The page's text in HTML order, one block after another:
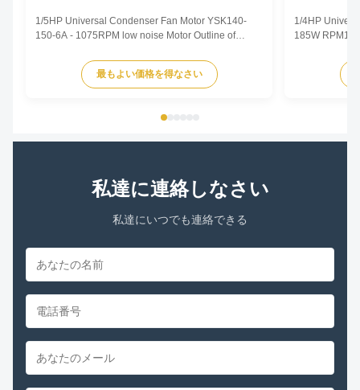
1/5HP Universal Condenser Fan Motor YSK140-
150-6A - 1075RPM low noise Motor Outline of
gray or black 2. Dimension : 140 3. Winding :
aluminium or 100 % copper Motor Specification of
最もよい価格を得なさい
1/4HP
185W
Voltage 110-
/ 60Hz / 50/
私達に連絡しなさい
私達にいつでも連絡できる